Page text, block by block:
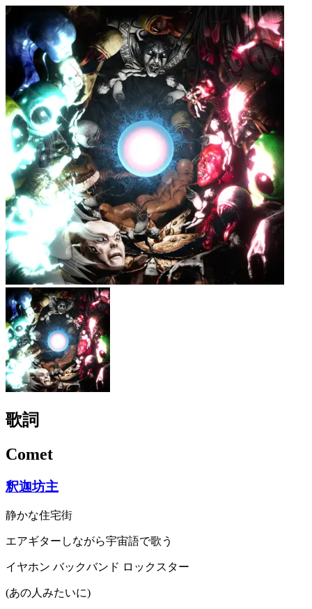
歌詞
Comet
釈迦坊主
静かな住宅街
エアギターしながら宇宙語で歌う
イヤホン バックバンド ロックスター
(あの人みたいに)